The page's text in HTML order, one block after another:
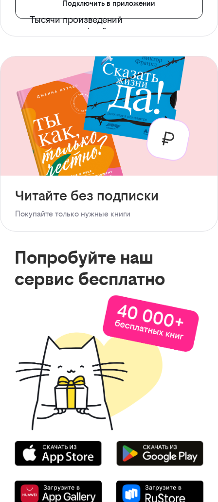
Тысячи произведений
с доступом офлайн
Подключить в приложении
Читайте без подписки
Покупайте только нужные книги
Попробуйте наш
сервис бесплатно